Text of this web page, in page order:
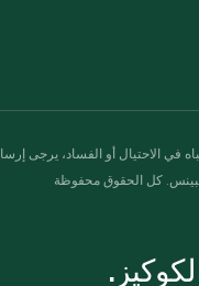
في الاحتيال أو الفساد، يرجى